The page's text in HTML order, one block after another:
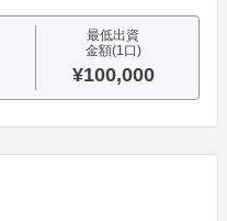
最低出資
金額(1口)
¥100,000